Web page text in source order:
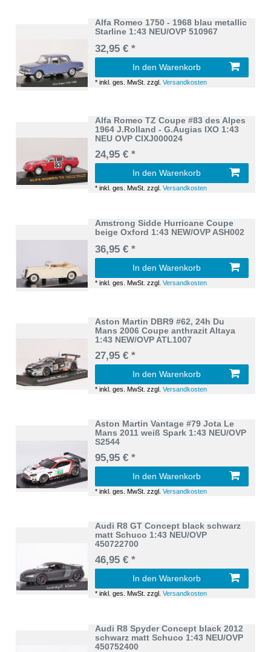
Alfa Romeo 1750 - 1968 blau metallic
Starline 1:43 NEU/OVP 510967
32,95 € *
In den Warenkorb
*inkl. ges. MwSt. zzgl.Versandkosten
Alfa Romeo TZ Coupe #83 des Alpes
1964 J.Rolland - G.Augias IXO 1:43
NEU OVP CIXJ000024
24,95 € *
In den Warenkorb
*inkl. ges. MwSt. zzgl.Versandkosten
Amstrong Sidde Hurricane Coupe
beige Oxford 1:43 NEW/OVP ASH002
36,95 € *
In den Warenkorb
*inkl. ges. MwSt. zzgl.Versandkosten
Aston Martin DBR9 #62, 24h Du
Mans 2006 Coupe anthrazit Altaya
1:43 NEW/OVP ATL1007
27,95 € *
In den Warenkorb
*inkl. ges. MwSt. zzgl.Versandkosten
Aston Martin Vantage #79 Jota Le
Mans 2011 weiß Spark 1:43 NEU/OVP
S2544
95,95 € *
In den Warenkorb
*inkl. ges. MwSt. zzgl.Versandkosten
Audi R8 GT Concept black schwarz
matt Schuco 1:43 NEU/OVP
450722700
46,95 € *
In den Warenkorb
*inkl. ges. MwSt. zzgl.Versandkosten
Audi R8 Spyder Concept black 2012
schwarz matt Schuco 1:43 NEU/OVP
450752400